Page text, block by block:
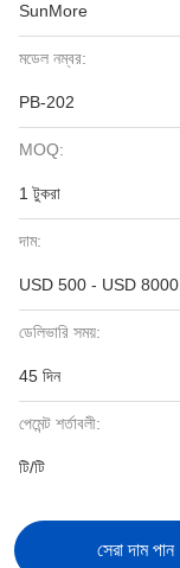
SunMore
মডেল নম্বর:
PB-202
MOQ:
1 টুকরা
দাম:
USD 500 - USD 8000
ডেলিভারি সময়:
45 দিন
পেমেন্ট শর্তাবলী:
টি/টি
সেরা দাম পান